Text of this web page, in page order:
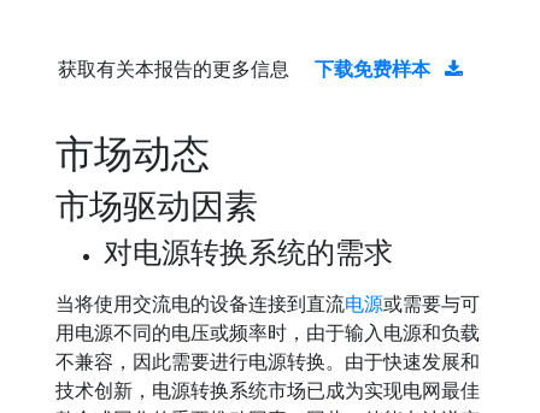
获取有关本报告的更多信息 下载免费样本
市场动态
市场驱动因素
对电源转换系统的需求
当将使用交流电的设备连接到直流电源或需要与可
用电源不同的电压或频率时，由于输入电源和负载
不兼容，因此需要进行电源转换。由于快速发展和
技术创新，电源转换系统市场已成为实现电网最佳